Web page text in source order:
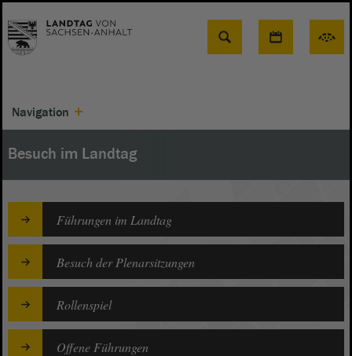
Suche
Navigation
Besuch im Landtag
Führungen im Landtag
Besuch der Plenarsitzungen
Rollenspiel
Offene Führungen